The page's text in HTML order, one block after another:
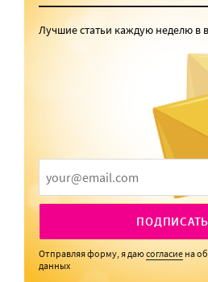
Лучшие статьи каждую неделю
Отправляя форму, я даюсогласие на
данных